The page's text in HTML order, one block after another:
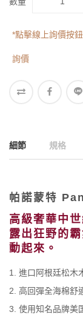
*點擊線上詢價按
詢價
細節 規格
帕諾蒙特
高級奢華中
露出狂野的
動起來。
進口阿根廷松木
高回彈全海棉舒
使用知名品牌美